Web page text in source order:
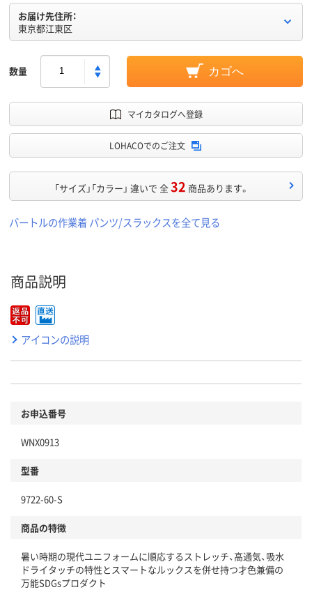
お届け先住所：
東京都江東区
数量 カゴへ
マイカタログへ登録
LOHACOでのご注文
「サイズ」「カラー」 違いで 全32 商品あります。
バートルの作業着 パンツ/スラックスを全て見る
商品説明
アイコンの説明
お申込番号
WNX0913
型番
9722-60-S
商品の特徴
暑い時期の現代ユニフォームに順応するストレッチ、高通気、吸水
ドライタッチの特性とスマートなルックスを併せ持つ才色兼備の
万能SDGsプロダクト